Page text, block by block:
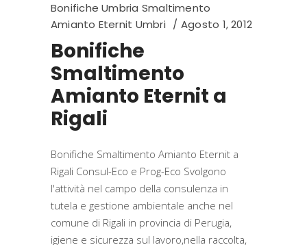
Bonifiche Umbria Smaltimento
Amianto Eternit Umbri
Agosto 1, 2012
Bonifiche
Smaltimento
Amianto Eternit a
Rigali
Bonifiche Smaltimento Amianto Eternit a
Rigali Consul-Eco e Prog-Eco Svolgono
l'attività nel campo della consulenza in
tutela e gestione ambientale anche nel
comune di Rigali in provincia di Perugia,
igiene e sicurezza sul lavoro,nella raccolta,